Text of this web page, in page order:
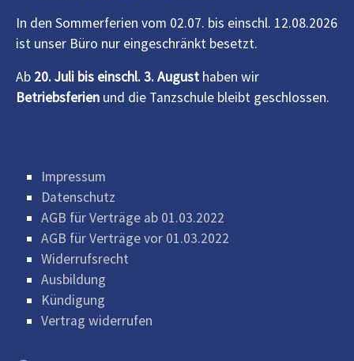
In den Sommerferien vom 02.07. bis einschl. 12.08.2026
ist unser Büro nur eingeschränkt besetzt.
Ab 20. Juli bis einschl. 3. August haben wir
Betriebsferien und die Tanzschule bleibt geschlossen.
Impressum
Datenschutz
AGB für Verträge ab 01.03.2022
AGB für Verträge vor 01.03.2022
Widerrufsrecht
Ausbildung
Kündigung
Vertrag widerrufen